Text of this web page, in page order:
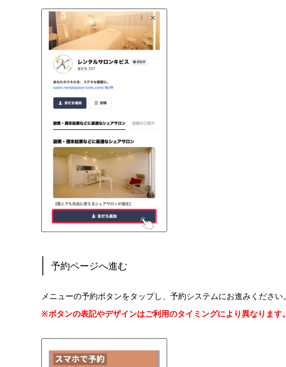
予約ページへ進む
メニューの予約ボタンをタップし、予約システムにお進みください。
※ボタンの表記やデザインはご利用のタイミングにより異なります。